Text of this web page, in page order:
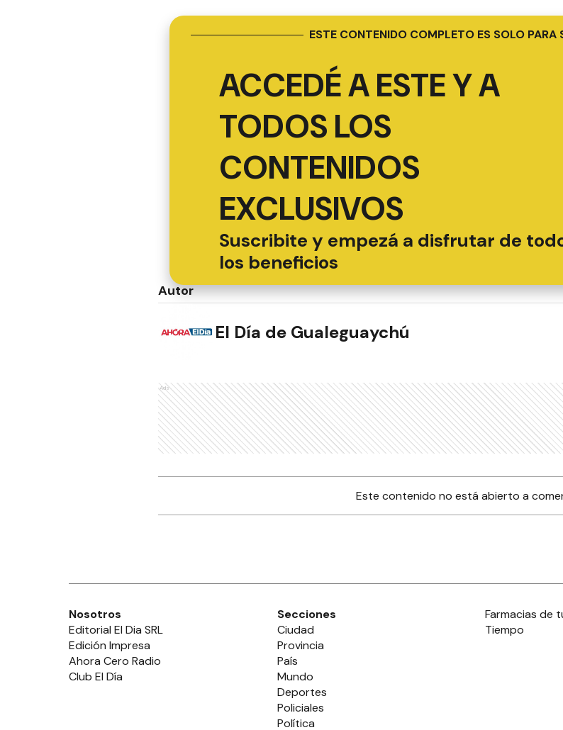
ESTE CONTENIDO COMPLETO ES SOLO PARA
ACCEDÉ A ESTE Y A
TODOS LOS
CONTENIDOS
EXCLUSIVOS
Suscribite y empezá a disfrutar de
los beneficios
Autor
El Día de Gualeguaychú
Ads
Este contenido no está abierto a
Nosotros
Editorial El Dia SRL
Edición Impresa
Ahora Cero Radio
Club El Día
Secciones
Ciudad
Provincia
País
Mundo
Deportes
Policiales
Política
Farmacias de
Tiempo